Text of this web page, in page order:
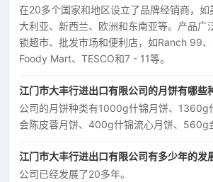
在20多个国家和地区设立了品牌经销商，如
大利亚、新西兰、欧洲和东南亚等。产品广
锁超市、批发市场和便利店，如Ranch 99、
Foody Mart、TESCO和7 - 11等。
江门市大丰行进出口有限公司的月饼有哪些
公司的月饼种类有1000g什锦月饼、
会陈皮蓉月饼、400g什锦流心月饼、560g
江门市大丰行进出口有限公司有多少年的发
公司已经发展了20多年。